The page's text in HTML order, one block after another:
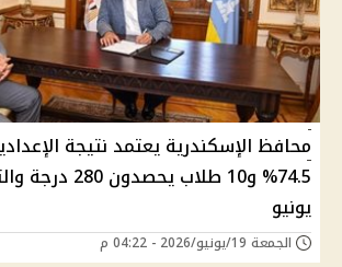
محافظ الإسكندرية يعتمد نتيجة
يونيو
الجمعة 19/يونيو/2026 - 04:22 م